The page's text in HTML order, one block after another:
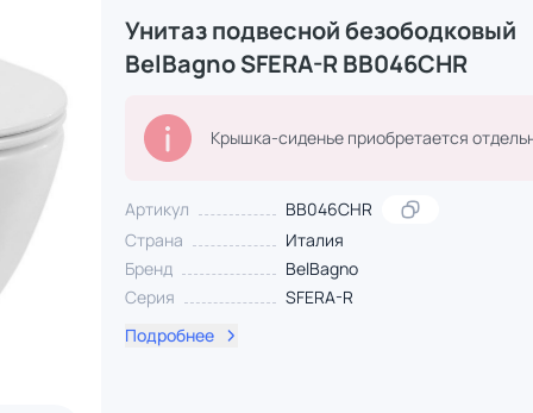
Унитаз подвесной безободковый
BelBagno SFERA-R BB046CHR
Крышка-сиденье приобретается
Артикул
BB046CHR
Страна
Италия
Бренд
BelBagno
Серия
SFERA-R
Подробнее